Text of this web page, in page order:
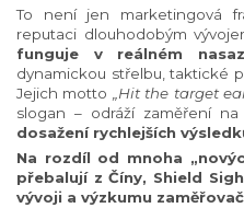
To není jen marketingová
reputaci dlouhodobým
funguje v reálném
dynamickou střelbu, taktické
Jejich motto „Hit the target
slogan – odráží zaměření na
dosažení rychlejších
Na rozdíl od mnoha
přebalují z Číny, Shield
vývoji a výzkumu